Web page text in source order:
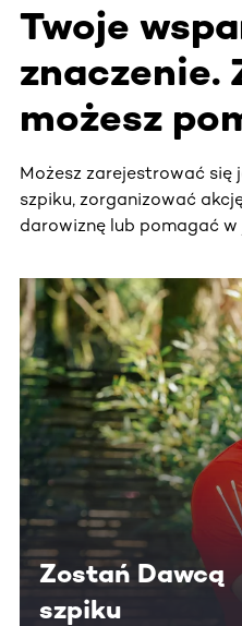
Twoje
znaczenie.
możesz
Możesz zarejestrować
szpiku, zorganizować
darowiznę lub pomagać w
Ta sekcja zawiera treści
Zostań Dawcą
szpiku